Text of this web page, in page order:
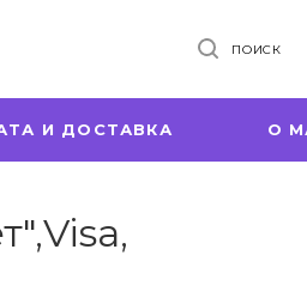
ПОИСК
И ДОСТАВКА О